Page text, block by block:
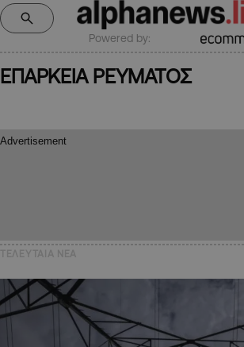
Powered by:
ΕΠΑΡΚΕΙΑ ΡΕΥΜΑΤΟΣ